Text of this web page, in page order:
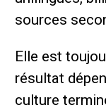
sources
Elle est
résultat
culture